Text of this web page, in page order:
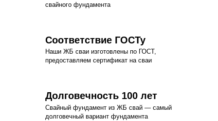
свайного фундамента
Соответствие ГОСТу
Наши ЖБ сваи изготовлены по ГОСТ,
предоставляем сертификат на сваи
Долговечность 100 лет
Свайный фундамент из ЖБ свай — самый
долговечный вариант фундамента